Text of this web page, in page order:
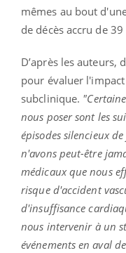
mêmes au bout
de décès accru de 39
D’après les auteurs,
pour évaluer
subclinique.
nous poser sont les
épisodes silencieux
n'avons peut-être
médicaux que nous
risque d'accident
d'insuffisance
nous intervenir à un
événements en aval